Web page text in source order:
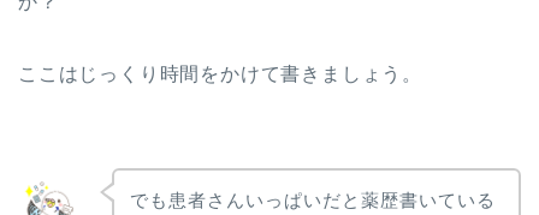
ここはじっくり時間をかけて書きましょう。
でも患者さんいっぱいだと薬歴書いている